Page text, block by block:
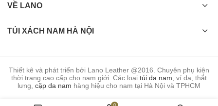
VỀ LANO
TÚI XÁCH NAM HÀ NỘI
Thiết kê và phát triển bởi Lano Leather @2016. Chuyên phụ kiện
thời trang cao cấp cho nam giới. Các loại túi da nam, ví da, thắt
lưng, cặp da nam hàng hiệu cho nam tại Hà Nội và TPHCM
0